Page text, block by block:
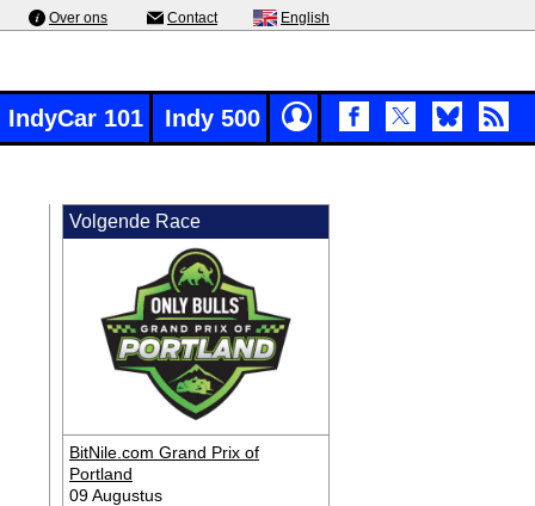
Over ons Contact English
IndyCar 101 Indy 500
Volgende Race
BitNile.com Grand Prix of
Portland
09 Augustus